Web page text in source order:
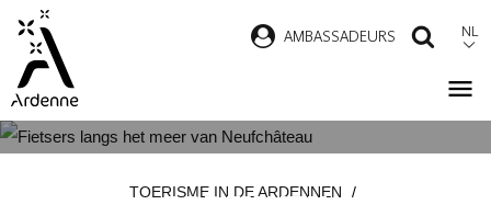
Overslaan
naar
inhoud
AMBASSADEURS NL
ARDENNEN
TOERISME IN DE ARDENNEN